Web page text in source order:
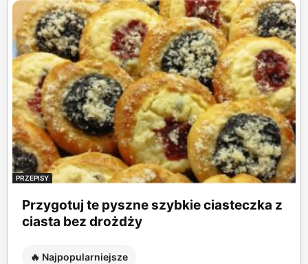
PRZEPISY
Przygotuj te pyszne szybkie ciasteczka z
ciasta bez drożdży
🔥 Najpopularniejsze